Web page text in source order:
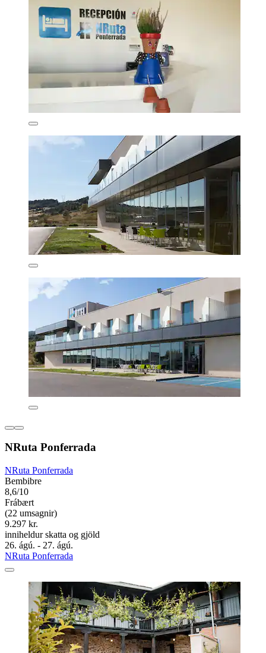
NRuta Ponferrada
NRuta Ponferrada
Bembibre
8,6/10
Frábært
(22 umsagnir)
9.297 kr.
inniheldur skatta og gjöld
26. ágú. - 27. ágú.
NRuta Ponferrada